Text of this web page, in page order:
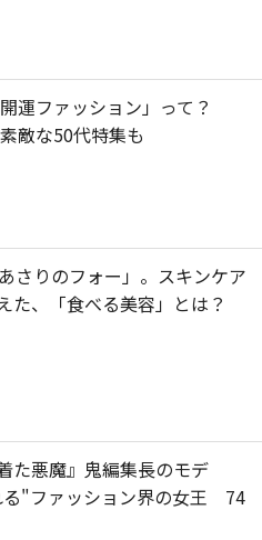
運ファッション」って？
素敵な50代特集も
さりのフォー」。スキンケア
た、「食べる美容」とは？
た悪魔』鬼編集長のモデ
る"ファッション界の女王 74